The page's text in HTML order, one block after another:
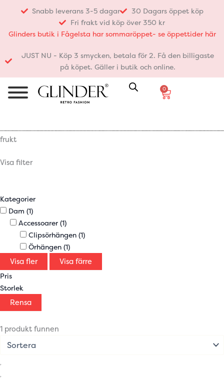
innehåll
Snabb leverans 3-5 dagar
30 Dagars öppet köp
Fri frakt vid köp över 350 kr
Glinders butik i Fågelsta har sommaröppet- se öppettider här
JUST NU - Köp 3 smycken, betala för 2. Få den billigaste
på köpet. Gäller i butik och online.
0
Varukorg
frukt
Visa filter
Kategorier
Dam (1)
Accessoarer (1)
Clipsörhängen (1)
Örhängen (1)
Visa fler Visa färre
Pris
Storlek
Rensa
1 produkt funnen